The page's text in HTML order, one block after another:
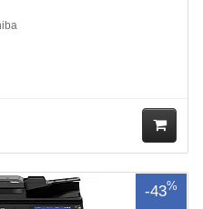
ua
-43%
máy cũ nhập khẩu Dòng máy
nhất, chạy êm ái, máy rất ít kẹt